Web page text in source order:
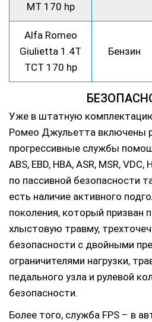
MT 170 hp
Alfa Romeo
Giulietta 1.4T
TCT 170 hp
Бензин
Уже в штатную
Ромео Джульетта включены
прогрессивные службы
ABS, EBD, HBA, ASR, MSR,
по пассивной безопасности
есть наличие активного
поколения, который призван
хлыстовую травму,
безопасности с двойными
ограничителями нагрузки,
педального узла и рулевой
безопасности.
Более того, служба FPS – в